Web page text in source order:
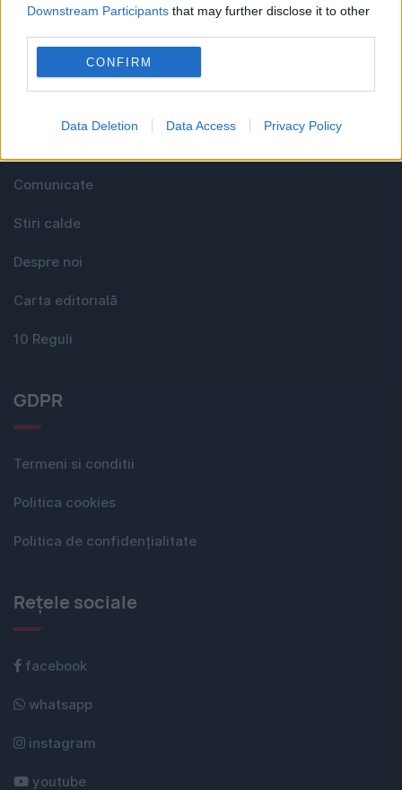
Downstream Participants that may further disclose it to other
CONFIRM
Data Deletion Data Access Privacy Policy
Utile
Comunicate
Stiri calde
Despre noi
Carta editorială
10 Reguli
GDPR
Termeni si conditii
Politica cookies
Politica de confidențialitate
Rețele sociale
facebook
whatsapp
instagram
youtube